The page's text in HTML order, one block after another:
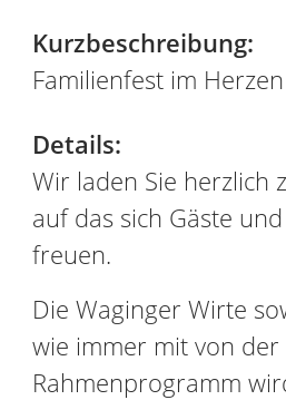
Kurzbeschreibung:
Familienfest im
Details:
Wir laden Sie herzlich
auf das sich Gäste
freuen.
Die Waginger Wirte
wie immer mit von
Rahmenprogramm